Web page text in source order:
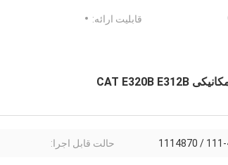
قابلیت ارائه:
111- حالت قابل اجرا: